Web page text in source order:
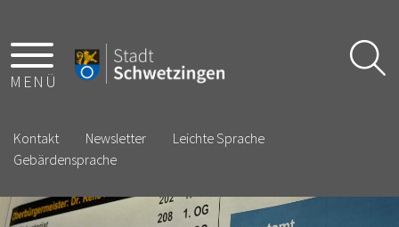
MENÜ
Kontakt Newsletter
Leichte Sprache
Gebärdensprache